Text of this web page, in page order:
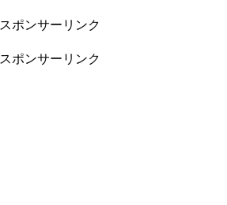
スポンサーリンク
スポンサーリンク